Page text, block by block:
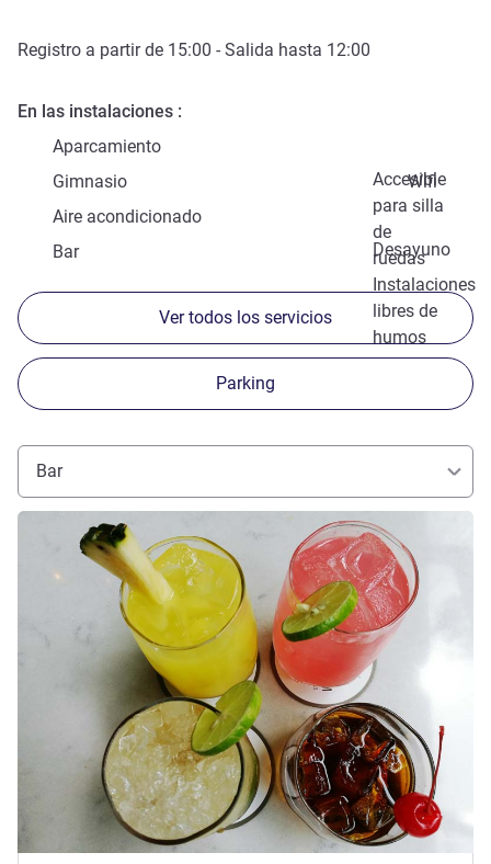
Registro a partir de 15:00 - Salida hasta 12:00
En las instalaciones
Aparcamiento
Accesible
para silla
de
ruedas
Gimnasio
Wifi
Aire acondicionado
Desayuno
Bar
Instalaciones
libres de
humos
Ver todos los servicios
Parking
Bar
Más información